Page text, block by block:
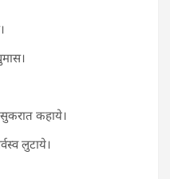
कहाये।
लुटाये।